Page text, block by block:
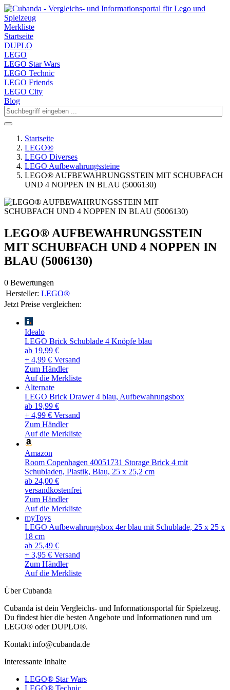
Merkliste
Startseite
DUPLO
LEGO
LEGO Star Wars
LEGO Technic
LEGO Friends
LEGO City
Blog
Startseite
LEGO®
LEGO Diverses
LEGO Aufbewahrungssteine
LEGO® AUFBEWAHRUNGSSTEIN MIT SCHUBFACH
UND 4 NOPPEN IN BLAU (5006130)
LEGO® AUFBEWAHRUNGSSTEIN
MIT SCHUBFACH UND 4 NOPPEN IN
BLAU (5006130)
0 Bewertungen
Hersteller: LEGO®
Jetzt Preise vergleichen:
Idealo
LEGO Brick Schublade 4 Knöpfe blau
ab 19,99 €
+ 4,99 € Versand
Zum Händler
Auf die Merkliste
Alternate
LEGO Brick Drawer 4 blau, Aufbewahrungsbox
ab 19,99 €
+ 4,99 € Versand
Zum Händler
Auf die Merkliste
Amazon
Room Copenhagen 40051731 Storage Brick 4 mit
Schubladen, Plastik, Blau, 25 x 25,2 cm
ab 24,00 €
versandkostenfrei
Zum Händler
Auf die Merkliste
myToys
LEGO Aufbewahrungsbox 4er blau mit Schublade, 25 x 25 x
18 cm
ab 25,49 €
+ 3,95 € Versand
Zum Händler
Auf die Merkliste
Über Cubanda
Cubanda ist dein Vergleichs- und Informationsportal für Spielzeug.
Du findest hier die besten Angebote und Informationen rund um
LEGO® oder DUPLO®.
Kontakt info@cubanda.de
Interessante Inhalte
LEGO® Star Wars
LEGO® Technic